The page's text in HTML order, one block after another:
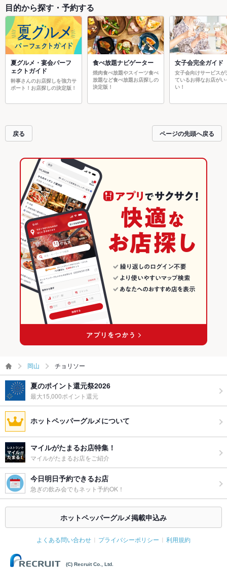
目的から探す・予約する
夏グルメ・宴会パーフ
ェクトガイド
幹事さんのお店探しを強力サ
ポート！お店探しの決定版！
食べ放題ナビゲーター
焼肉食べ放題やスイーツ食べ
放題など食べ放題お店探しの
決定版！
女子会完全ガイド
女子会向けサービスが
ているお得なお店がい
い！
戻る ページの先頭へ戻る
岡山 チョリソー
夏のポイント還元祭2026
最大15,000ポイント還元
ホットペッパーグルメについて
マイルがたまるお店特集！
マイルがたまるお店をご紹介
今日明日予約できるお店
急ぎの飲み会でもネット予約OK！
ホットペッパーグルメ掲載申込み
よくある問い合わせ プライバシーポリシー 利用規約
(C) Recruit Co., Ltd.